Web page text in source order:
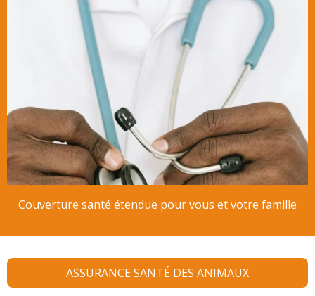
Couverture santé étendue pour vous et votre famille
ASSURANCE SANTÉ DES ANIMAUX